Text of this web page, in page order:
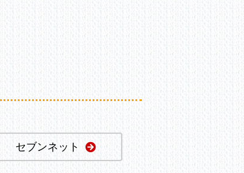
セブンネット